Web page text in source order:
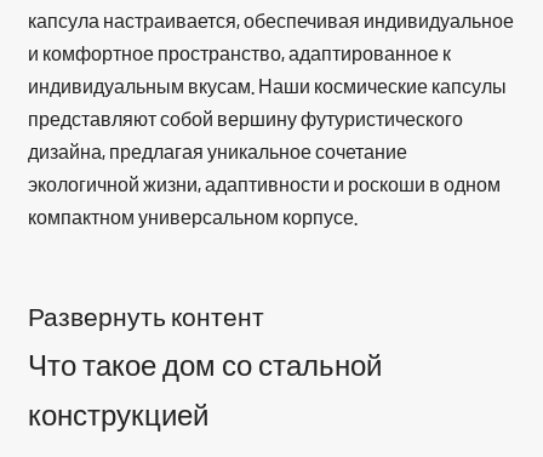
капсула настраивается, обеспечивая индивидуальное
и комфортное пространство, адаптированное к
индивидуальным вкусам. Наши космические капсулы
представляют собой вершину футуристического
дизайна, предлагая уникальное сочетание
экологичной жизни, адаптивности и роскоши в одном
компактном универсальном корпусе.
Развернуть контент
Что такое дом со стальной
конструкцией